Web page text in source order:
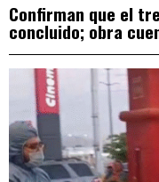
Confirman que el
concluido; obra